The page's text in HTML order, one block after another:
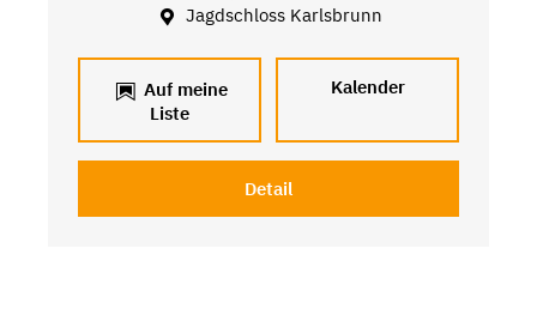
Jagdschloss Karlsbrunn
Auf meine
Liste
Kalender
Detail